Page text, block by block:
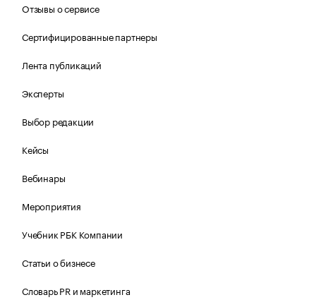
Отзывы о сервисе
Сертифицированные партнеры
Лента публикаций
Эксперты
Выбор редакции
Кейсы
Вебинары
Мероприятия
Учебник РБК Компании
Статьи о бизнесе
Словарь PR и маркетинга